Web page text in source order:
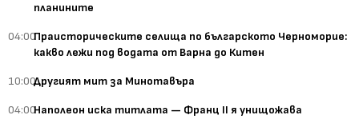
планините
04:00Праисторическите селища по българското Черноморие:
какво лежи под водата от Варна до Китен
10:00Другият мит за Минотавъра
04:00Наполеон иска титлата — Франц II я унищожава